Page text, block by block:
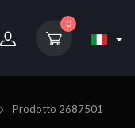
0
Prodotto 2687501